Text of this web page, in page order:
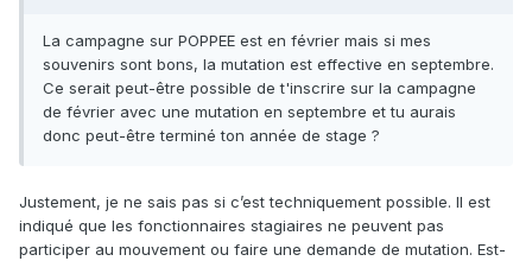
La campagne sur POPPEE est en février mais si mes
souvenirs sont bons, la mutation est effective en septembre.
Ce serait peut-être possible de t'inscrire sur la campagne
de février avec une mutation en septembre et tu aurais
donc peut-être terminé ton année de stage ?
Justement, je ne sais pas si c’est techniquement possible. Il est
indiqué que les fonctionnaires stagiaires ne peuvent pas
participer au mouvement ou faire une demande de mutation. Est-